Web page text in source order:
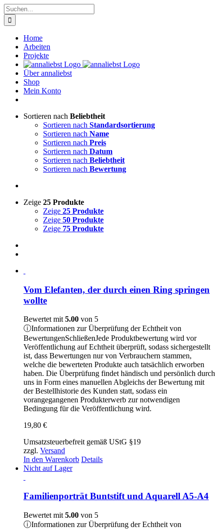
Zum
Inhalt
springen
Suche
nach:
Home
Arbeiten
Projekte
Über annaliebst
Shop
Mein Konto
Sortieren nach Beliebtheit
Sortieren nach Standardsortierung
Sortieren nach Name
Sortieren nach Preis
Sortieren nach Datum
Sortieren nach Beliebtheit
Sortieren nach Bewertung
Zeige 25 Produkte
Zeige 25 Produkte
Zeige 50 Produkte
Zeige 75 Produkte
Vom Elefanten, der durch einen Ring springen
wollte
Bewertet mit5.00 von 5
ⓘInformationen zur Überprüfung der Echtheit von
BewertungenSchließenJede Produktbewertung wird vor
Veröffentlichung auf Echtheit überprüft, sodass sichergestellt
ist, dass Bewertungen nur von Verbrauchern stammen,
welche die bewerteten Produkte auch tatsächlich erworben
haben. Die Überprüfung findet händisch und persönlich durch
uns in Form eines manuellen Abgleichs der Bewertung mit
der Bestellhistorie des Kunden statt, sodass ein
vorangegangenen Produkterwerb zur notwendigen
Bedingung für die Veröffentlichung wird.
19,80 €
Umsatzsteuerbefreit gemäß UStG §19
zzgl. Versand
In den Warenkorb Details
Nicht auf Lager
Familienporträt Buntstift und Aquarell A5-A4
Bewertet mit 5.00 von 5
ⓘInformationen zur Überprüfung der Echtheit von